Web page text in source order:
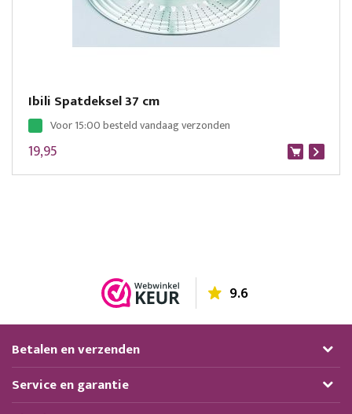
Ibili Spatdeksel 37 cm
Voor 15:00 besteld vandaag verzonden
19,95
9.6
Betalen en verzenden
Service en garantie